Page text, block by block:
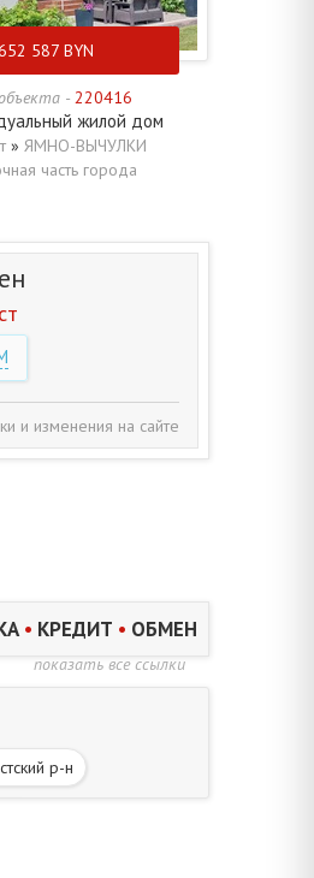
587 BYN
- 220416
жилой дом
» ЯМНО-ВЫЧУЛКИ
часть города
и изменения на сайте
• КРЕДИТ • ОБМЕН
показать все ссылки
р-н